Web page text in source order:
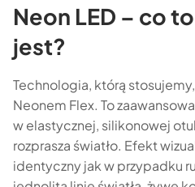
Neon LED – co
jest?
Technologia, którą
Neonem Flex. To
w elastycznej, silikonowej
rozprasza światło. Efekt
identyczny jak w przypadku